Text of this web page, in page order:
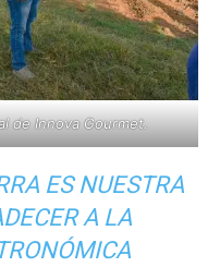
de Innova Gourmet.
ES NUESTRA
A LA